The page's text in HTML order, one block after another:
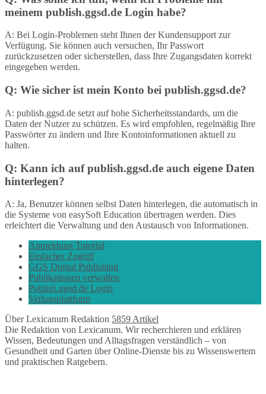
meinem publish.ggsd.de Login habe?
A: Bei Login-Problemen steht Ihnen der Kundensupport zur
Verfügung. Sie können auch versuchen, Ihr Passwort
zurückzusetzen oder sicherstellen, dass Ihre Zugangsdaten korrekt
eingegeben werden.
Q: Wie sicher ist mein Konto bei publish.ggsd.de?
A: publish.ggsd.de setzt auf hohe Sicherheitsstandards, um die
Daten der Nutzer zu schützen. Es wird empfohlen, regelmäßig Ihre
Passwörter zu ändern und Ihre Kontoinformationen aktuell zu
halten.
Q: Kann ich auf publish.ggsd.de auch eigene Daten
hinterlegen?
A: Ja, Benutzer können selbst Daten hinterlegen, die automatisch in
die Systeme von easySoft Education übertragen werden. Dies
erleichtert die Verwaltung und den Austausch von Informationen.
Anmeldung Tutorial
Einfacher Zugriff
GGS Digital Publishing
Publikationen verwalten
Publish.ggsd.de Login
Verlagsplattform
Über Lexicanum Redaktion 5859 Artikel
Die Redaktion von Lexicanum. Wir recherchieren und erklären
Wissen, Bedeutungen und Alltagsfragen verständlich – von
Gesundheit und Garten über Online-Dienste bis zu Wissenswertem
und praktischen Ratgebern.